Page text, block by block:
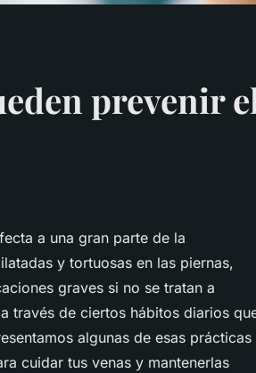
prevenir
a una gran parte de la
y tortuosas en las piernas,
graves si no se tratan a
través de ciertos hábitos diarios
algunas de esas prácticas
cuidar tus venas y mantenerlas